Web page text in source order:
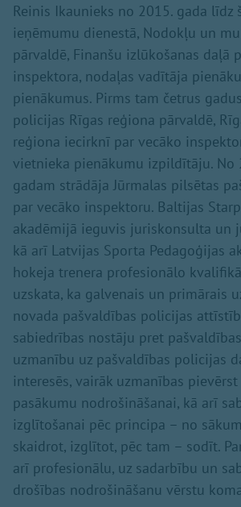
Reinis Ikaunieks no 2015. gada līdz
ieņēmumu dienestā, Nodokļu un
pārvaldē, Finanšu izlūkošanas daļā
inspektora, nodaļas vadītāja
pienākumus. Pirms tam četrus
policijas Rīgas reģiona pārvaldē,
reģiona iecirknī par vecāko
vietnieka pienākumu izpildītāju. No
gadam strādāja Jūrmalas pilsētas
par vecāko inspektoru. Baltijas
akadēmijā ieguvis juriskonsulta un
kā arī Latvijas Sporta Pedagoģijas
hokeja trenera profesionālo
uzskata, ka galvenais un primārais
novada pašvaldības policijas
sabiedrības nostāju pret
uzmanību uz pašvaldības policijas
interesēs, vairāk uzmanības
pasākumu nodrošināšanai, kā arī
izglītošanai pēc principa – no
skaidrot, izglītot, pēc tam – sodīt.
arī profesionālu, uz sadarbību un
drošības nodrošināšanu vērstu